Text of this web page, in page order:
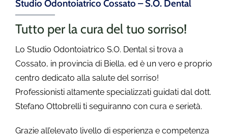
Studio Odontoiatrico Cossato – S.O. Dental
Tutto per la cura del tuo sorriso!
Lo Studio Odontoiatrico S.O. Dental si trova a
Cossato, in provincia di Biella, ed è un vero e proprio
centro dedicato alla salute del sorriso!
Professionisti altamente specializzati guidati dal dott.
Stefano Ottobrelli ti seguiranno con cura e serietà.
Grazie all’elevato livello di esperienza e competenza